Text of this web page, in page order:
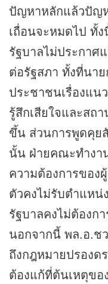
ปัญหาหลักแล้วปัญ
เถื่อนจะหมดไป ทั้
รัฐบาลไม่ประกาศ
ต่อรัฐสภา ทั้งที่นา
ประชาชนเรื่องแ
รู้สึกเสียใจและสถ
ขึ้น ส่วนการพูดคุย
นั้น ฝ่ายคณะทำงา
ความต้องการขอ
ตัวคงไม่รับตำแหน่
รัฐบาลคงไม่ต้องก
นอกจากนี้ พล.อ.ช
ถึงกฎหมายปรองด
ต้องแก้ที่ต้นเหตุข